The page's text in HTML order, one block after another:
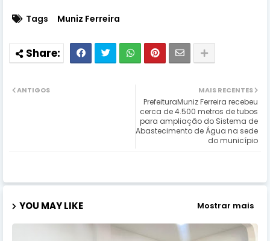
Tags Muniz Ferreira
MAIS RECENTES
PrefeituraMuniz Ferreira recebeu
cerca de 4.500 metros de tubos
para ampliação do Sistema de
Abastecimento de Água na sede
do município
ANTIGOS
YOU MAY LIKE Mostrar mais